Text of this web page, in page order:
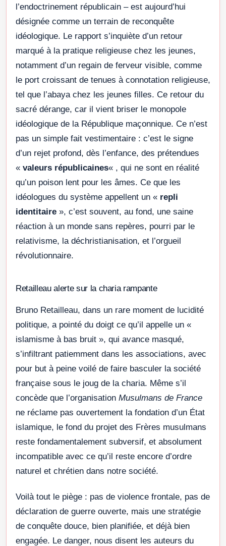
l’endoctrinement républicain – est aujourd’hui
désignée comme un terrain de reconquête
idéologique. Le rapport s’inquiète d’un retour
marqué à la pratique religieuse chez les jeunes,
notamment d’un regain de ferveur visible, comme
le port croissant de tenues à connotation religieuse,
tel que l’abaya chez les jeunes filles. Ce retour du
sacré dérange, car il vient briser le monopole
idéologique de la République maçonnique. Ce n’est
pas un simple fait vestimentaire : c’est le signe
d’un rejet profond, dès l’enfance, des prétendues
« valeurs républicaines« , qui ne sont en réalité
qu’un poison lent pour les âmes. Ce que les
idéologues du système appellent un « repli
identitaire », c’est souvent, au fond, une saine
réaction à un monde sans repères, pourri par le
relativisme, la déchristianisation, et l’orgueil
révolutionnaire.
Retailleau alerte sur la charia rampante
Bruno Retailleau, dans un rare moment de lucidité
politique, a pointé du doigt ce qu’il appelle un «
islamisme à bas bruit », qui avance masqué,
s’infiltrant patiemment dans les associations, avec
pour but à peine voilé de faire basculer la société
française sous le joug de la charia. Même s’il
concède que l’organisation Musulmans de France
ne réclame pas ouvertement la fondation d’un État
islamique, le fond du projet des Frères musulmans
reste fondamentalement subversif, et absolument
incompatible avec ce qu’il reste encore d’ordre
naturel et chrétien dans notre société.
Voilà tout le piège : pas de violence frontale, pas de
déclaration de guerre ouverte, mais une stratégie
de conquête douce, bien planifiée, et déjà bien
engagée. Le danger, nous disent les auteurs du